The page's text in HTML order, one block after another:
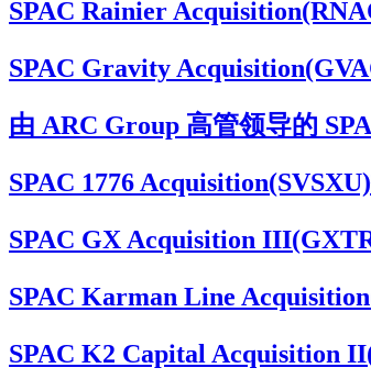
SPAC Rainier
SPAC Gravity
由 ARC Group 高管领导的
SPAC 1776
SPAC GX Acquisition
SPAC Karman Line
SPAC K2 Capital Acquisition